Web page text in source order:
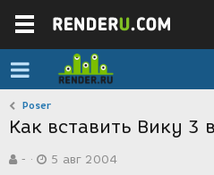
Poser
Как вставить Вику 3
в-
а
5 авг 2004